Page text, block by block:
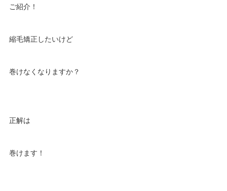
ご紹介！
縮毛矯正したいけど
巻けなくなりますか？
正解は
巻けます！